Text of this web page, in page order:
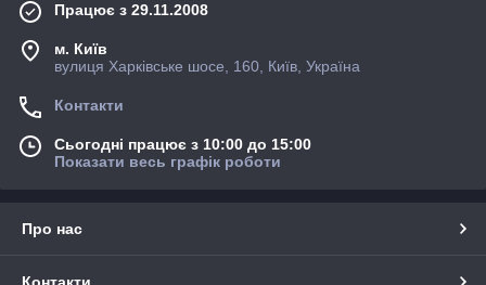
Працює з 29.11.2008
м. Київ
вулиця Харківське шосе, 160, Київ, Україна
Контакти
Сьогодні працює з 10:00 до 15:00
Показати весь графік роботи
Про нас